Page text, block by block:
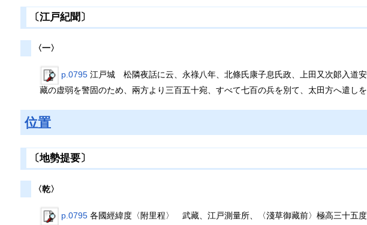
〔江戸紀聞〕
〈一〉
p.0795 江戸城 松隣夜話に云、永祿八年、北條氏康子息氏政、上田又次郞入道
藏の虚弱を警固のため、兩方より三百五十宛、すべて七百の兵を別て、太田方へ遣しを
位置
〔地勢提要〕
〈乾〉
p.0795 各國經緯度〈附里程〉 武藏、江戸測量所、〈淺草御藏前〉極高三十五